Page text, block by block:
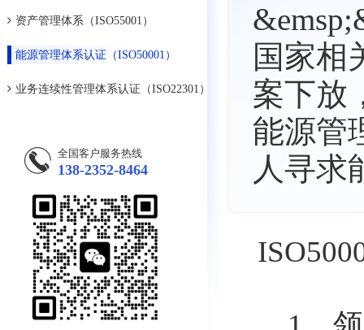
资产管理体系（ISO55001）
能源管理体系认证（ISO50001）
业务连续性管理体系认证（ISO22301）
全国客户服务热线
138-2352-8464
国家相
案下放
能源管
人寻